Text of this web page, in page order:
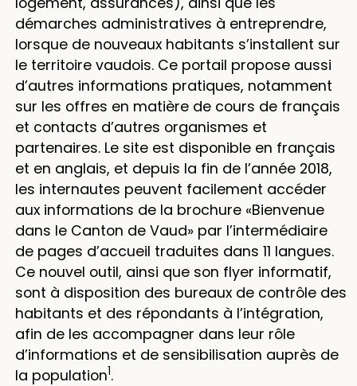
démarches administratives à entreprendre,
lorsque de nouveaux habitants s’installent sur
le territoire vaudois. Ce portail propose aussi
d’autres informations pratiques, notamment
sur les offres en matière de cours de français
et contacts d’autres organismes et
partenaires. Le site est disponible en français
et en anglais, et depuis la fin de l’année 2018,
les internautes peuvent facilement accéder
aux informations de la brochure «Bienvenue
dans le Canton de Vaud» par l’intermédiaire
de pages d’accueil traduites dans 11 langues.
Ce nouvel outil, ainsi que son flyer informatif,
sont à disposition des bureaux de contrôle des
habitants et des répondants à l’intégration,
afin de les accompagner dans leur rôle
d’informations et de sensibilisation auprès de
la population1.